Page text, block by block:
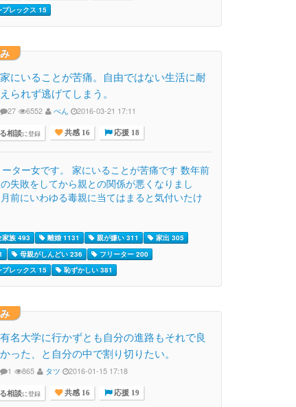
プレックス 15
家にいることが苦痛。自由ではない生活に耐
えられず逃げてしまう。
27 6552 ぺん 2016-03-21 17:11
相談に登録 共感 16 応援 18
ター女です。 家にいることが苦痛です 数年前
失敗をしてから親との関係が悪くなりまし
前にいわゆる毒親に当てはまると気付いたけ
家族 493 離婚 1131 親が嫌い 311
家出 305
母親がしんどい 236
フリーター 200
プレックス 15
恥ずかしい 381
有名大学に行かずとも自分の進路もそれで良
かった、と自分の中で割り切りたい。
1 865 タツ 2016-01-15 17:18
相談に登録 共感 16 応援 19